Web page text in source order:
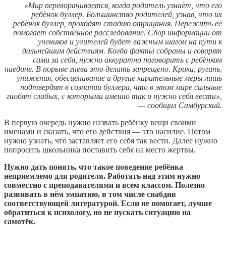
«Мир переворачивается, когда родитель узнаёт, что его
ребёнок буллер. Большинство родителей, узнав, что их
ребёнок буллер, проходят стадию отрицания. Пережить её
помогает собственное расследование. Сбор информации от
учеников и учителей будет важным шагом на пути к
дальнейшим действиям. Когда факты собраны и говорят
сами за себя, нужно аккуратно поговорить с ребёнком
наедине. В порыве гнева это делать запрещено. Крики, ругань,
унижения, обесценивание и другие карательные меры лишь
подтвердят в сознании буллера, что в этом мире сильные
гнобят слабых, с которыми именно так и нужно себя вести»,
— сообщил Самбурский.
В первую очередь нужно назвать ребёнку вещи своими
именами и сказать, что его действия — это насилие. Потом
нужно узнать, что заставляет его себя так вести. Далее нужно
попросить школьника поставить себя на место жертвы.
Нужно дать понять, что такое поведение ребёнка
неприемлемо для родителя. Работать над этим нужно
совместно с преподавателями и всем классом. Полезно
развивать в нём эмпатию, в том числе снабдив
соответствующей литературой. Если не помогает, лучше
обратиться к психологу, но не пускать ситуацию на
самотёк.